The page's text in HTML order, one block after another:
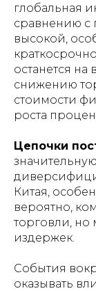
глобальная
сравнению с
высокой,
останется
снижению
стоимости
роста
Цепочки
Китая,
вероятно,
торговли, но
издержек.
События
оказывать